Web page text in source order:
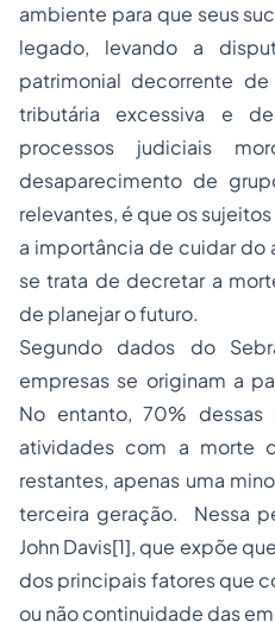
ambiente para que seus
legado, levando a
patrimonial decorrente
tributária excessiva e
processos judiciais
desaparecimento de
relevantes, é que os
a importância de cuidar do
se trata de decretar a
de planejar o futuro.
Segundo dados do
empresas se originam a
No entanto, 70% dessas
atividades com a morte
restantes, apenas uma
terceira geração. Nessa
John Davis[1], que expõe
dos principais fatores que
ou não continuidade das